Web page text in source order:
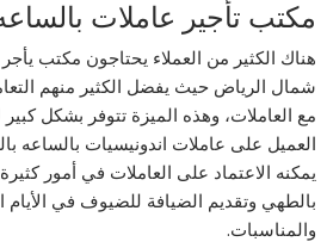
مكتب تأجير عاملات
هناك الكثير من العملاء يحتاجون مكتب
شمال الرياض حيث يفضل الكثير منهم
مع العاملات، وهذه الميزة تتوفر بشكل
العميل على عاملات اندونيسيات بالساعه
يمكنه الاعتماد على العاملات في أمور
بالطهي وتقديم الضيافة للضيوف في الأيام
والمناسبات.